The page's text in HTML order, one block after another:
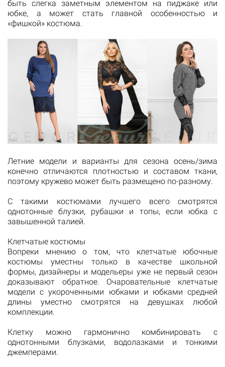
быть слегка заметным элементом на пиджаке или
юбке, а может стать главной особенностью и
«фишкой» костюма.
Летние модели и варианты для сезона осень/зима
конечно отличаются плотностью и составом ткани,
поэтому кружево может быть размещено по-разному.
С такими костюмами лучшего всего смотрятся
однотонные блузки, рубашки и топы, если юбка с
завышенной талией.
Клетчатые костюмы
Вопреки мнению о том, что клетчатые юбочные
костюмы уместны только в качестве школьной
формы, дизайнеры и модельеры уже не первый сезон
доказывают обратное. Очаровательные клетчатые
модели с укороченными юбками и юбками средней
длины уместно смотрятся на девушках любой
комплекции.
Клетку можно гармонично комбинировать с
однотонными блузками, водолазками и тонкими
джемперами.